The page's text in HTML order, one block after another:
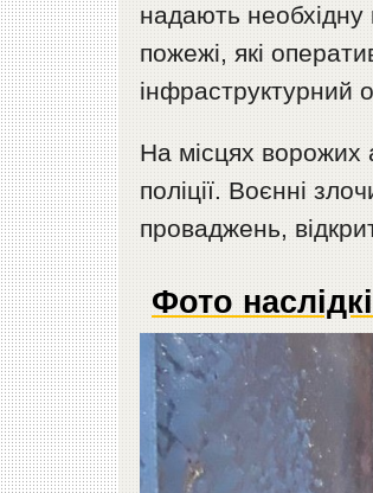
надають необхідну
пожежі, які
інфраструктурний
На місцях ворожих
поліції. Воєнні
проваджень,
Фото